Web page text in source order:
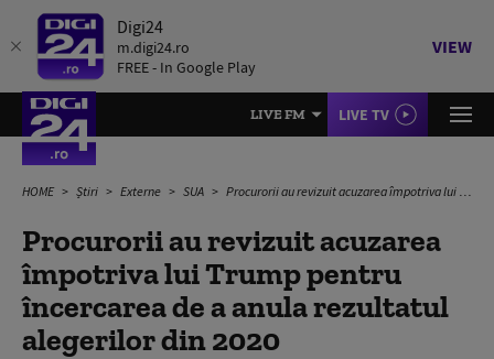
Digi24
m.digi24.ro
FREE - In Google Play
VIEW
LIVE FM LIVE TV
HOME Știri Externe SUA Procurorii au revizuit acuzarea împotriva lui Trump pentru încercarea de a anula rezultatul alegerilor din 2020
Procurorii au revizuit acuzarea
împotriva lui Trump pentru
încercarea de a anula rezultatul
alegerilor din 2020